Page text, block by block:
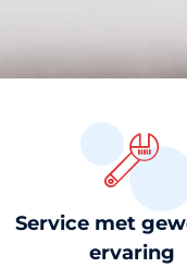
Service met
ervaring